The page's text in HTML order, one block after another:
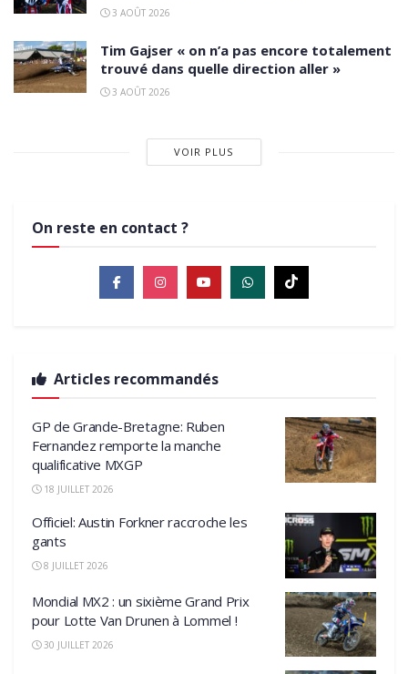
3 AOÛT 2026
Tim Gajser « on n’a pas encore totalement
trouvé dans quelle direction aller »
3 AOÛT 2026
VOIR PLUS
On reste en contact ?
Articles recommandés
GP de Grande-Bretagne: Ruben
Fernandez remporte la manche
qualificative MXGP
18 JUILLET 2026
Officiel: Austin Forkner raccroche les
gants
8 JUILLET 2026
Mondial MX2 : un sixième Grand Prix
pour Lotte Van Drunen à Lommel !
30 JUILLET 2026